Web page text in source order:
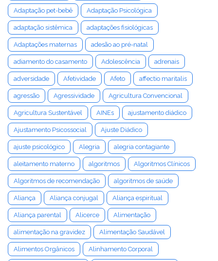
Adaptação pet-bebê Adaptação Psicológica
adaptação sistêmica adaptações fisiológicas
Adaptações maternas adesão ao pré-natal
adiamento do casamento Adolescência adrenais
adversidade Afetividade Afeto affectio maritalis
agressão Agressividade Agricultura Convencional
Agricultura Sustentável AINEs ajustamento diádico
Ajustamento Psicossocial Ajuste Diádico
ajuste psicológico Alegria alegria contagiante
aleitamento materno algoritmos Algoritmos Clínicos
Algoritmos de recomendação algoritmos de saúde
Aliança Aliança conjugal Aliança espiritual
Aliança parental Alicerce Alimentação
alimentação na gravidez Alimentação Saudável
Alimentos Orgânicos Alinhamento Corporal